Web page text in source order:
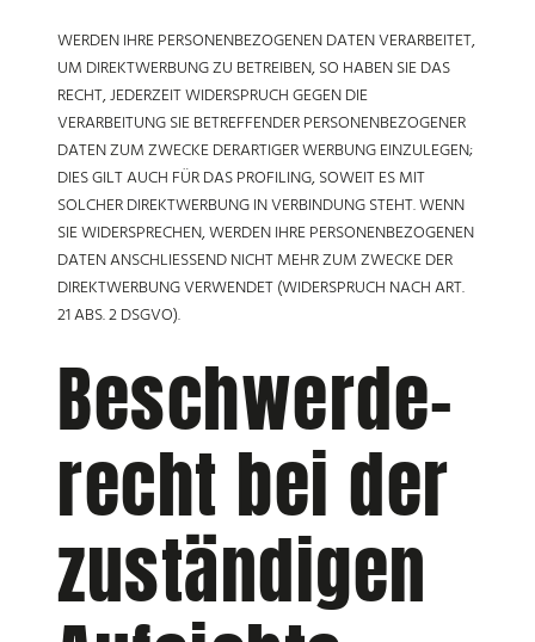
WERDEN IHRE PERSONENBEZOGENEN DATEN VERARBEITET,
UM DIREKTWERBUNG ZU BETREIBEN, SO HABEN SIE DAS
RECHT, JEDERZEIT WIDERSPRUCH GEGEN DIE
VERARBEITUNG SIE BETREFFENDER PERSONENBEZOGENER
DATEN ZUM ZWECKE DERARTIGER WERBUNG EINZULEGEN;
DIES GILT AUCH FÜR DAS PROFILING, SOWEIT ES MIT
SOLCHER DIREKTWERBUNG IN VERBINDUNG STEHT. WENN
SIE WIDERSPRECHEN, WERDEN IHRE PERSONENBEZOGENEN
DATEN ANSCHLIESSEND NICHT MEHR ZUM ZWECKE DER
DIREKTWERBUNG VERWENDET (WIDERSPRUCH NACH ART.
21 ABS. 2 DSGVO).
Beschwerde­
recht bei der
zuständigen